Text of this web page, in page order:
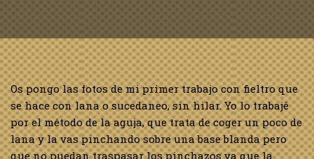
Os pongo las fotos de mi primer trabajo con fieltro que
se hace con lana o sucedaneo, sin hilar. Yo lo trabajé
por el método de la aguja, que trata de coger un poco de
lana y la vas pinchando sobre una base blanda pero
que no puedan traspasar los pinchazos ya que la